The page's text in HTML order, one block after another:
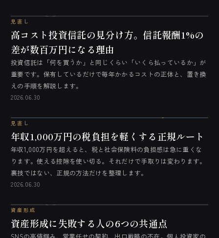
見直し
高コスト投資信託の見分け方。信託報酬1%の
差が数百万円になる理由
投資信託は「何を買うか」と同じくらい「いくら払っているか」が
重要です。保有しているだけで毎年かかるコストの正体と、置き換
えの手順を解説します。
2026.06.30
見直し
年収1,000万円の税負担を軽くする正規ルート
年収1,000万円を超えると、税と社会保険料の負担感は急に重くな
ります。使える控除を使い切る。それだけで手取りは変わります。
裏技ではない、正規の方法だけを整理します。
2026.06.30
資産形成
資産形成に失敗する人の6つの共通点